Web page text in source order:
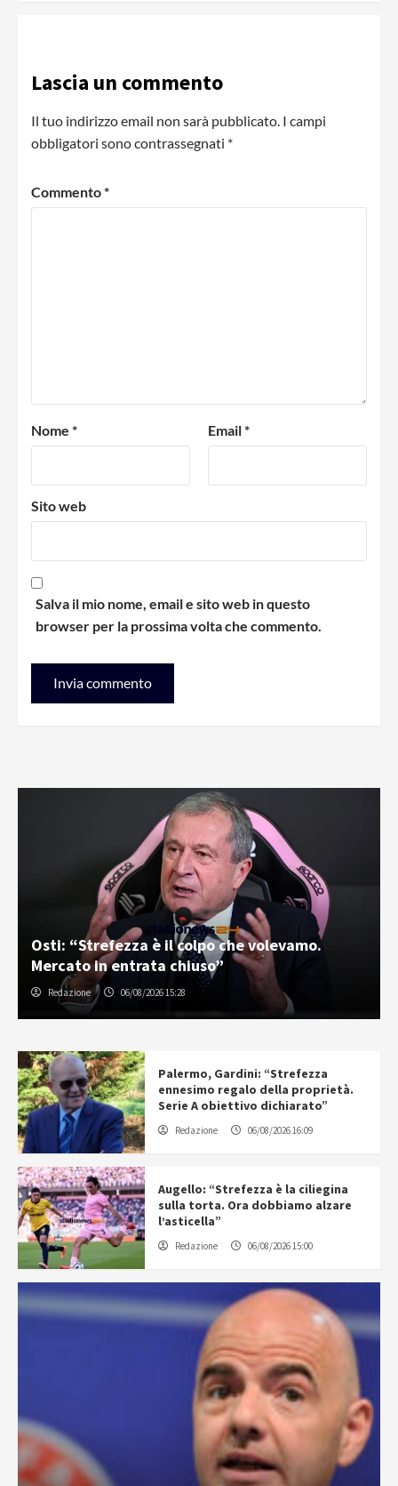
Lascia un commento
Il tuo indirizzo email non sarà pubblicato. I campi
obbligatori sono contrassegnati *
Commento*
Nome * Email*
Sito web
Salva il mio nome, email e sito web in questo
browser per la prossima volta che commento.
Osti: “Strefezza è il colpo che volevamo.
Mercato in entrata chiuso”
Redazione 06/08/2026 15:28
Palermo, Gardini: “Strefezza
ennesimo regalo della proprietà.
Serie A obiettivo dichiarato”
Redazione 06/08/2026 16:09
Augello: “Strefezza è la ciliegina
sulla torta. Ora dobbiamo alzare
l’asticella”
Redazione 06/08/2026 15:00